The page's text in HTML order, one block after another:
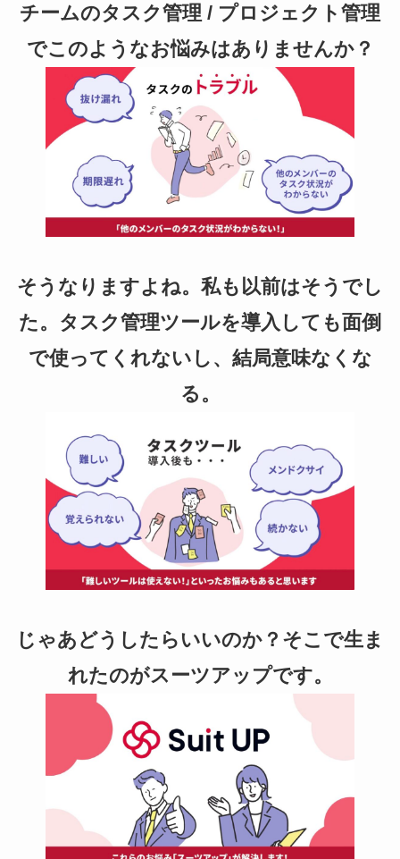
c
e
b
o
tt
er
ail
チームのタスク管理 / プロジェクト管理
でこのようなお悩みはありませんか？
そうなりますよね。私も以前はそうでし
た。タスク管理ツールを導入しても面倒
で使ってくれないし、結局意味なくな
る。
じゃあどうしたらいいのか？そこで生ま
れたのがスーツアップです。